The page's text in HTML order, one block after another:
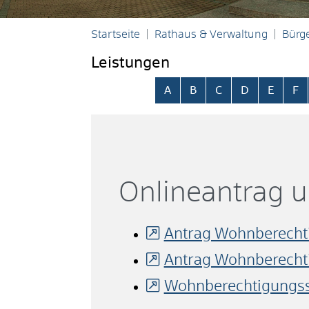
Startseite Rathaus & Verwaltung
Leistungen
Alphabetisches Register
A B C D E F
Onlineantrag
Antrag
Antrag